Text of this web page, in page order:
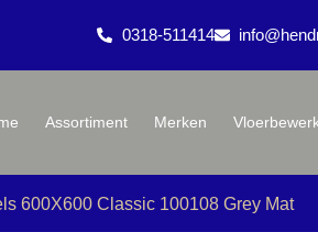
0318-511414
Assortiment Merken
600X600 Classic 100108 Grey Mat